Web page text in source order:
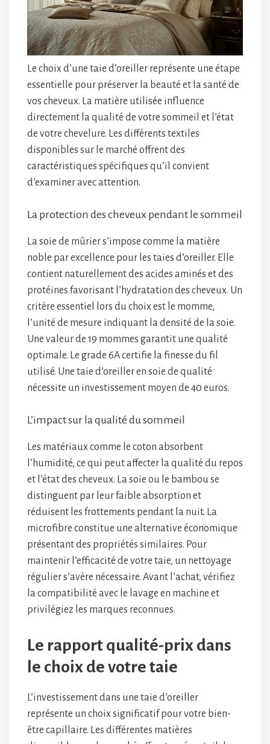
Le choix d’une taie d’oreiller représente une étape
essentielle pour préserver la beauté et la santé de
vos cheveux. La matière utilisée influence
directement la qualité de votre sommeil et l’état
de votre chevelure. Les différents textiles
disponibles sur le marché offrent des
caractéristiques spécifiques qu’il convient
d’examiner avec attention.
La protection des cheveux pendant le sommeil
La soie de mûrier s’impose comme la matière
noble par excellence pour les taies d’oreiller. Elle
contient naturellement des acides aminés et des
protéines favorisant l’hydratation des cheveux. Un
critère essentiel lors du choix est le momme,
l’unité de mesure indiquant la densité de la soie.
Une valeur de 19 mommes garantit une qualité
optimale. Le grade 6A certifie la finesse du fil
utilisé. Une taie d’oreiller en soie de qualité
nécessite un investissement moyen de 40 euros.
L’impact sur la qualité du sommeil
Les matériaux comme le coton absorbent
l’humidité, ce qui peut affecter la qualité du repos
et l’état des cheveux. La soie ou le bambou se
distinguent par leur faible absorption et
réduisent les frottements pendant la nuit. La
microfibre constitue une alternative économique
présentant des propriétés similaires. Pour
maintenir l’efficacité de votre taie, un nettoyage
régulier s’avère nécessaire. Avant l’achat, vérifiez
la compatibilité avec le lavage en machine et
privilégiez les marques reconnues.
Le rapport qualité-prix dans
le choix de votre taie
L’investissement dans une taie d’oreiller
représente un choix significatif pour votre bien-
être capillaire. Les différentes matières